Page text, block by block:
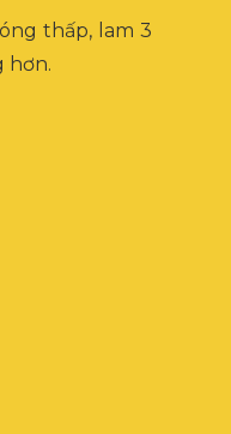
thấp, lam 3
hơn.